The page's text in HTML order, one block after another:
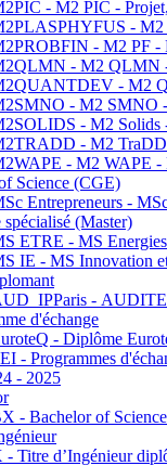
- M2 PIC -
- M2
- M2 PF -
- M2 QLMN -
- M2
- M2 SMNO -
- M2 Solids
- M2 TraDD
- M2 WAPE -
Science (CGE)
Entrepreneurs -
spécialisé (Master)
ETRE - MS
IE - MS Innovation
-
d'échange
- Diplôme
- Programmes
- 2025
- Bachelor of
- Titre d’Ingénieur